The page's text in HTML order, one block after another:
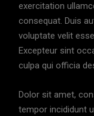
exercitation
consequat. Duis
voluptate velit
Excepteur sint
culpa qui officia
Dolor sit amet,
tempor incididunt